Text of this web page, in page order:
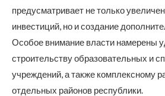
предусматривает не только
инвестиций, но и создание
Особое внимание власти намерены
строительству образовательных и
учреждений, а также комплексному
отдельных районов республики.